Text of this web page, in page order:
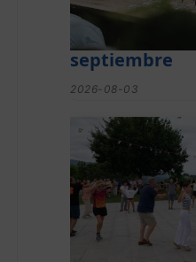
Txakolina
llega a
septiembre
2026-08-03
Gerediaga
con una cena
de Ansorregi